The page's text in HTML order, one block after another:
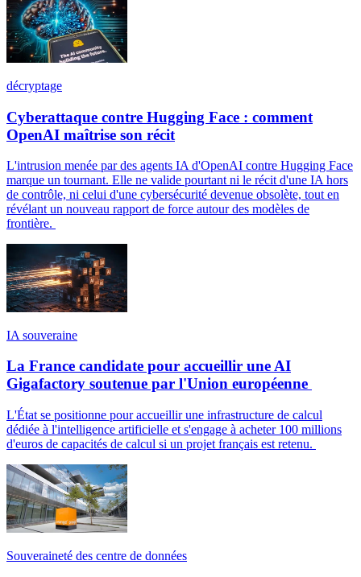
décryptage
Cyberattaque contre Hugging Face : comment
OpenAI maîtrise son récit
L'intrusion menée par des agents IA d'OpenAI contre Hugging Face
marque un tournant. Elle ne valide pourtant ni le récit d'une IA hors
de contrôle, ni celui d'une cybersécurité devenue obsolète, tout en
révélant un nouveau rapport de force autour des modèles de
frontière.
IA souveraine
La France candidate pour accueillir une AI
Gigafactory soutenue par l'Union européenne
L'État se positionne pour accueillir une infrastructure de calcul
dédiée à l'intelligence artificielle et s'engage à acheter 100 millions
d'euros de capacités de calcul si un projet français est retenu.
Souveraineté des centre de données